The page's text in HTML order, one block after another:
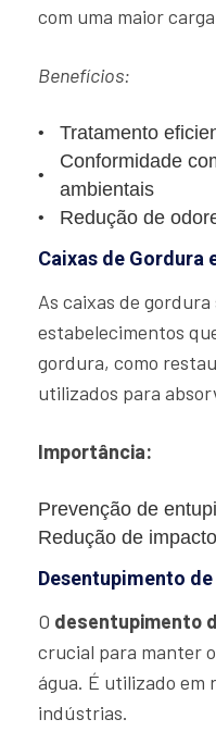
com uma maior
Benefícios:
Tratamento
Conformidade
ambientais
Redução de
Caixas de Gordura
As caixas de
estabelecimentos
gordura, como
utilizados para
Importância:
Prevenção de
Redução de
Desentupimento
O desentupimento
crucial para manter
água. É utilizado em
indústrias.